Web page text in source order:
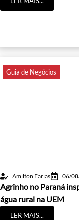
Guia de Negócios
Amilton Farias 06/
Agrinho no Paraná
água rural na UEM
LER MAIS...